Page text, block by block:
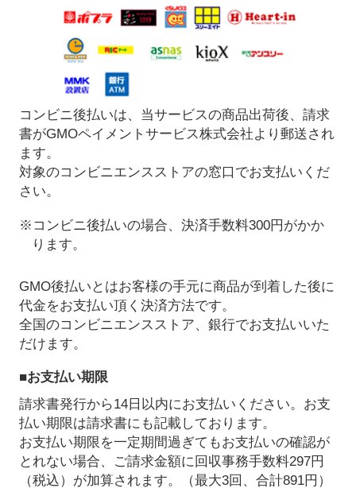
コンビニ後払いは、当サービスの商品出荷後、請求
書がGMOペイメントサービス株式会社より郵送され
ます。
対象のコンビニエンスストアの窓口でお支払いくだ
さい。
※コンビニ後払いの場合、決済手数料300円がかか
ります。
GMO後払いとはお客様の手元に商品が到着した後に
代金をお支払い頂く決済方法です。
全国のコンビニエンスストア、銀行でお支払いいた
だけます。
■お支払い期限
請求書発行から14日以内にお支払いください。お支
払い期限は請求書にも記載しております。
お支払い期限を一定期間過ぎてもお支払いの確認が
とれない場合、ご請求金額に回収事務手数料297円
（税込）が加算されます。（最大3回、合計891円）